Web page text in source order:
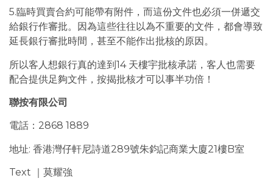
5.臨時買賣合約可能帶有附件，而這份文件也必須一併遞交
給銀行作審批。因為這些往往以為不重要的文件，都會導致
延長銀行審批時間，甚至不能作出批核的原因。
所以客人想銀行真的達到14 天樓宇批核承諾，客人也需要
配合提供足夠文件，按揭批核才可以事半功倍！
聯按有限公司
電話：2868 1889
地址: 香港灣仔軒尼詩道289號朱鈞記商業大廈21樓B室
Text ｜莫耀強